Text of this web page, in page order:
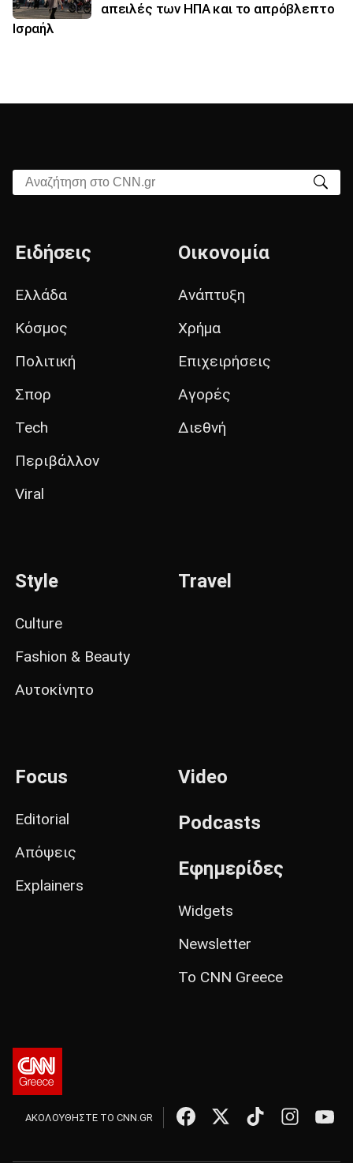
απειλές των ΗΠΑ και το απρόβλεπτο
Ισραήλ
Αναζήτηση στο CNN.gr
Ειδήσεις
Ελλάδα
Κόσμος
Πολιτική
Σπορ
Tech
Περιβάλλον
Viral
Οικονομία
Ανάπτυξη
Χρήμα
Επιχειρήσεις
Αγορές
Διεθνή
Style
Culture
Fashion & Beauty
Αυτοκίνητο
Travel
Focus
Editorial
Απόψεις
Explainers
Video
Podcasts
Εφημερίδες
Widgets
Newsletter
Το CNN Greece
ΑΚΟΛΟΥΘΗΣΤΕ ΤΟ CNN.GR